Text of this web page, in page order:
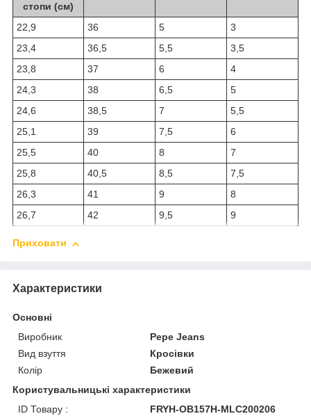
стопи (см)
22,9 36 5
3
23,4
36,5 5,5
3,5
23,8
37 6
4
24,3
38 6,5
5
24,6
38,5 7
5,5
25,1
39 7,5
6
25,5
40 8
7
25,8
40,5 8,5
7,5
26,3
41 9
8
26,7
42 9,5 9
Приховати
Характеристики
Основні
Виробник
Pepe Jeans
Вид взуття
Кросівки
Колір
Бежевий
Користувальницькі характеристики
ID Товару :
FRYH-OB157H-MLC200206